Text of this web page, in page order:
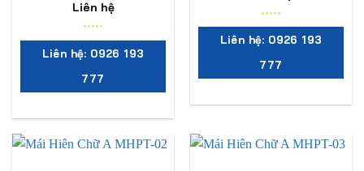
Liên hệ
Liên hệ: 0926 193
777
Liên hệ: 0926 193
777